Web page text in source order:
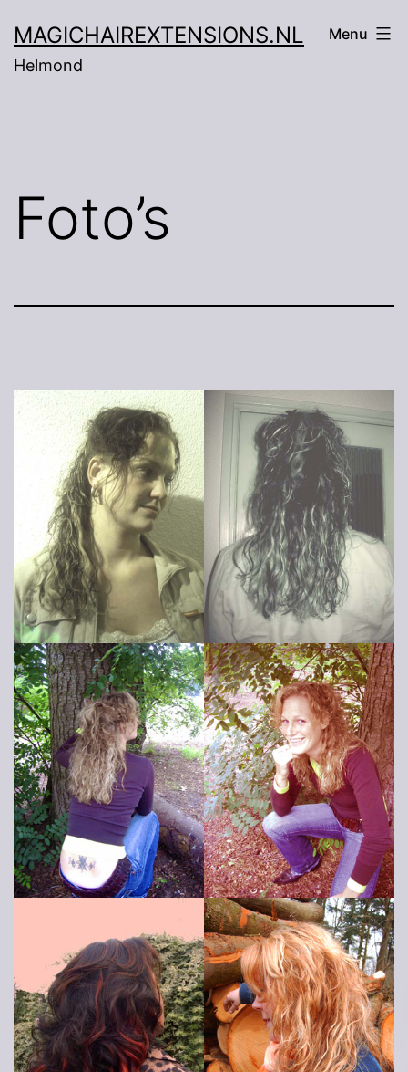
naar
de
MAGICHAIREXTENSIONS.NL
Helmond
Menu
Foto’s